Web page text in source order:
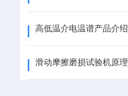
高低温介电温谱产品介绍